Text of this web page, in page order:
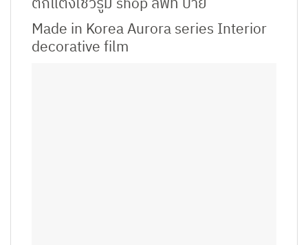
Made in Korea Aurora series Interior
decorative film